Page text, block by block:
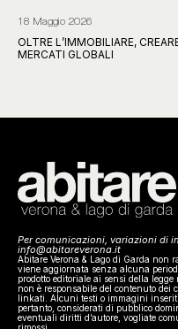
18 Maggio 2026
OLTRE L’IMMOBILIARE,
MERCATI GLOBALI
Per comunicazioni, variazioni di
info@abitareverona.it
Abitare Verona & Lago di Garda non
viene aggiornata senza alcuna
prodotto editoriale ai sensi della
non è responsabile del contenuto dei
linkati. Alcuni testi o immagini
pertanto, considerati di pubblico
eventuali diritti d’autore, vogliate